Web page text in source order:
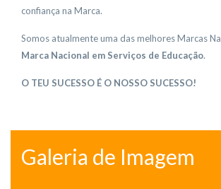
confiança na Marca.
Somos atualmente uma das melhores Marcas
Marca Nacional em Serviços de Educação.
O TEU SUCESSO É O NOSSO SUCESSO!
Galeria de Imagem